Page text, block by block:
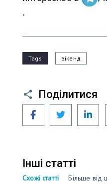
.
Tags вікенд
Поділитися
Facebook Twitter
Інші статті
Схожі статті Більше від